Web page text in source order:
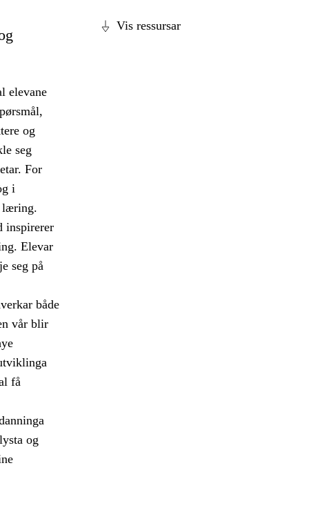
Vis ressursar
elevane
og
seg
For
i
læring.
inspirerer
Elevar
seg på
både
vår blir
få
og